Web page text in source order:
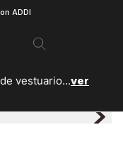
ADDI
vestuario...ver